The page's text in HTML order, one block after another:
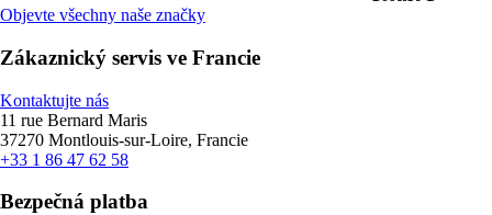
Objevte všechny naše značky
Zákaznický servis ve Francie
Kontaktujte nás
11 rue Bernard Maris
37270 Montlouis-sur-Loire, Francie
+33 1 86 47 62 58
Bezpečná platba